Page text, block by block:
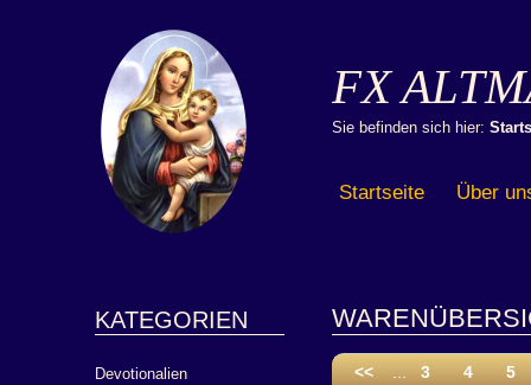
FX
Sie befinden sich hier:
Startseite Über
KATEGORIEN
Devotionalien
<< 3 4 5